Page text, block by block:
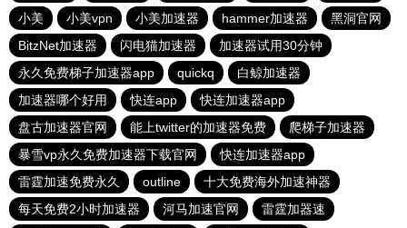
小美
小美vpn 小美加速器 hammer加速器
黑洞官网
BitzNet加速器
闪电猫加速器
加速器试用30分钟
永久免费梯子加速器app
quickq
白鲸加速器
加速器哪个好用
快连app
快连加速器app
盘古加速器官网
能上twitter的加速器免费
爬梯子加速器
暴雪vp永久免费加速器下载官网
快连加速器app
雷霆加速免费永久
outline
十大免费海外加速神器
每天免费2小时加速器
河马加速官网
雷霆加器速